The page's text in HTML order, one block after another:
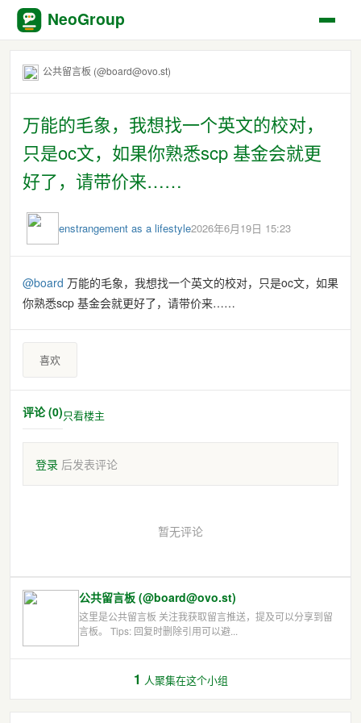
NeoGroup
公共留言板 (@board@ovo.st)
万能的毛象，我想找一个英文的校对，
只是oc文，如果你熟悉scp 基金会就更
好了，请带价来……
enstrangement as a lifestyle2026年6月19日 15:23
@board 万能的毛象，我想找一个英文的校对，只是oc文，如果
你熟悉scp 基金会就更好了，请带价来……
喜欢
评论 (0)只看楼主
登录 后发表评论
暂无评论
公共留言板 (@board@ovo.st)
这里是公共留言板 关注我获取留言推送，提及可以分享到留
言板。 Tips: 回复时删除引用可以避...
1 人聚集在这个小组